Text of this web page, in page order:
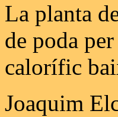
La planta
de poda
calorífic
Joaquim